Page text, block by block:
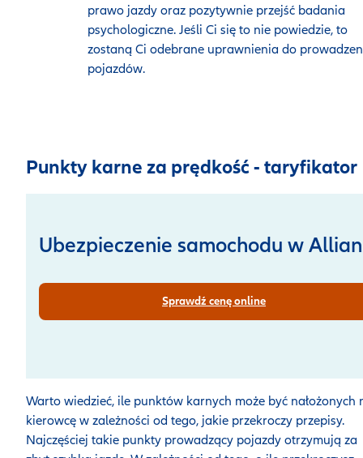
prawo jazdy oraz pozytywnie przejść badania
psychologiczne. Jeśli Ci się to nie powiedzie, to
zostaną Ci odebrane uprawnienia do
pojazdów.
Punkty karne za prędkość - taryfikator
Ubezpieczenie samochodu w
Sprawdź cenę online
Warto wiedzieć, ile punktów karnych może być nałożonych
kierowcę w zależności od tego, jakie przekroczy przepisy.
Najczęściej takie punkty prowadzący pojazdy otrzymują za